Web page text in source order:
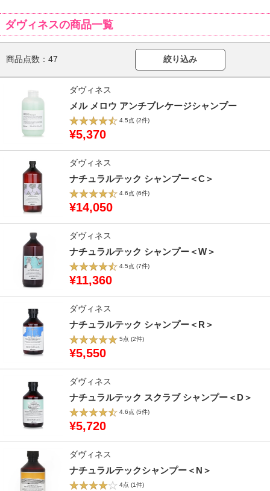
ダヴィネスの商品一覧
商品点数： 47 絞り込み
ダヴィネス
メル メロウ アンチブレケージシャンプー
4.5点 (2件)
¥5,370
ダヴィネス
ナチュラルテック シャンプー＜C＞
4.6点 (6件)
¥14,050
ダヴィネス
ナチュラルテック シャンプー＜W＞
4.5点 (7件)
¥11,360
ダヴィネス
ナチュラルテック シャンプー＜R＞
5点 (2件)
¥5,550
ダヴィネス
ナチュラルテック スクラブ シャンプー＜D＞
4.6点 (5件)
¥5,720
ダヴィネス
ナチュラルテックシャンプー＜N＞
4点 (1件)